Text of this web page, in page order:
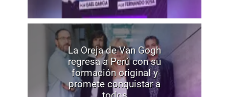
La Oreja de Van Gogh
regresa a Perú con su
formación original y
promete conquistar a